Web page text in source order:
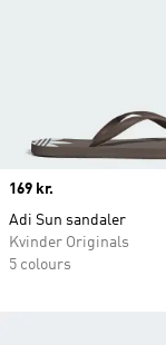
Price
169 kr.
Adi Sun sandaler
Kvinder Originals
5 colours